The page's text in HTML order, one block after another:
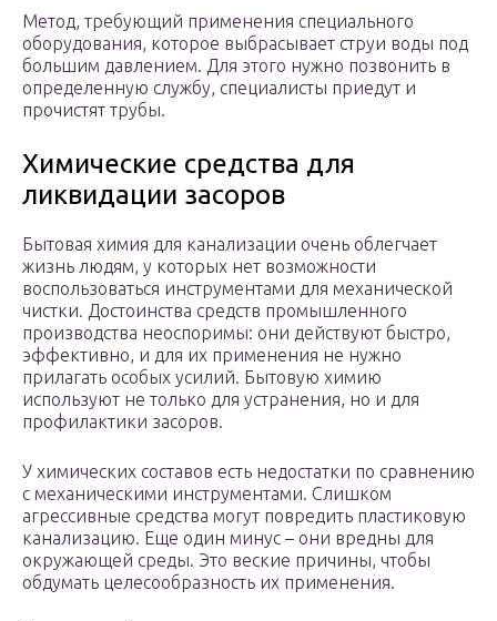
Метод, требующий применения специального
оборудования, которое выбрасывает струи воды под
большим давлением. Для этого нужно позвонить в
определенную службу, специалисты приедут и
прочистят трубы.
Химические средства для
ликвидации засоров
Бытовая химия для канализации очень облегчает
жизнь людям, у которых нет возможности
воспользоваться инструментами для механической
чистки. Достоинства средств промышленного
производства неоспоримы: они действуют быстро,
эффективно, и для их применения не нужно
прилагать особых усилий. Бытовую химию
используют не только для устранения, но и для
профилактики засоров.
У химических составов есть недостатки по сравнению
с механическими инструментами. Слишком
агрессивные средства могут повредить пластиковую
канализацию. Еще один минус – они вредны для
окружающей среды. Это веские причины, чтобы
обдумать целесообразность их применения.